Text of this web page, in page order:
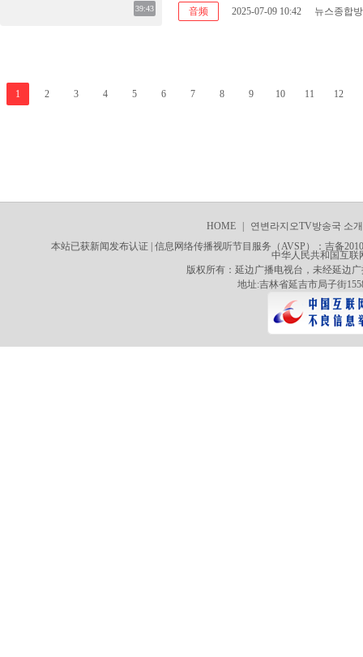
39:43 音频 2025-07-09 10:42 뉴스종합
1 2 3 4 5 6 7 8 9 10 11 12
HOME
연변라지오TV방송국 소개
사이트맵
本站已获新闻发布认证 | 信息网络传播视听节目服务（AVSP）：吉备
中华人民共和国互联
版权所有：延边广播电视台，未经延边
地址:吉林省延吉市局子街